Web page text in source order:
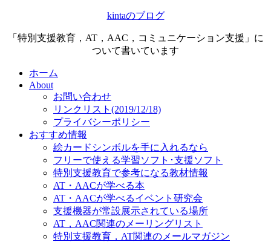
kintaのブログ
「特別支援教育，AT，AAC，コミュニケーション支援」に
ついて書いています
ホーム
About
お問い合わせ
リンクリスト(2019/12/18)
プライバシーポリシー
おすすめ情報
絵カードシンボルを手に入れるなら
フリーで使える学習ソフト･支援ソフト
特別支援教育で参考になる教材情報
AT・AACが学べる本
AT・AACが学べるイベント研究会
支援機器が常設展示されている場所
AT，AAC関連のメーリングリスト
特別支援教育，AT関連のメールマガジン